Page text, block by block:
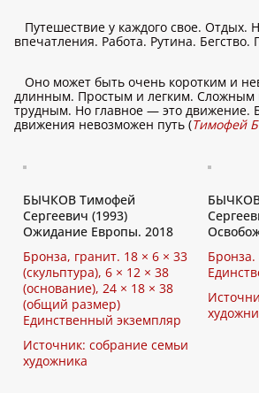
Путешествие у каждого свое. Отдых.
впечатления. Работа. Рутина. Бегство.
Оно может быть очень коротким и
длинным. Простым и легким. Сложным
трудным. Но главное — это движение.
движения невозможен путь (Тимофей
БЫЧКОВ Тимофей
Сергеевич (1993)
Ожидание Европы. 2018
Бронза, гранит. 18 × 6 × 33
(скульптура), 6 × 12 × 38
(основание), 24 × 18 × 38
(общий размер)
Единственный экземпляр
Источник: собрание семьи
художника
Бронза.